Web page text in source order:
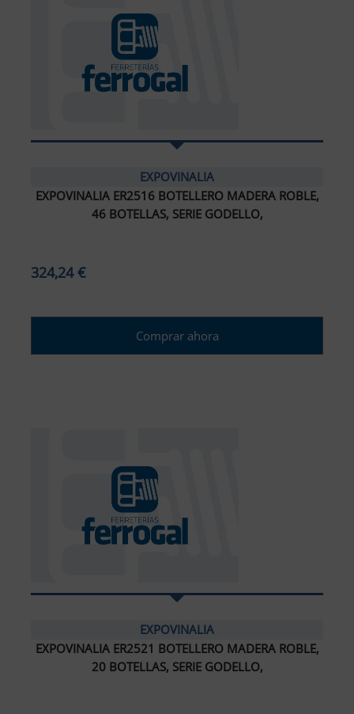
EXPOVINALIA
EXPOVINALIA ER2516 BOTELLERO MADERA ROBLE,
46 BOTELLAS, SERIE GODELLO,
324,24 €
Comprar ahora
EXPOVINALIA
EXPOVINALIA ER2521 BOTELLERO MADERA ROBLE,
20 BOTELLAS, SERIE GODELLO,